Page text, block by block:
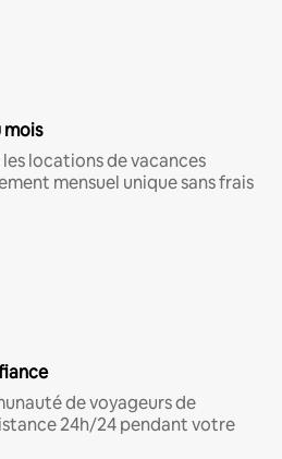
mois
locations de vacances
mensuel unique sans frais
de voyageurs de
24h/24 pendant votre